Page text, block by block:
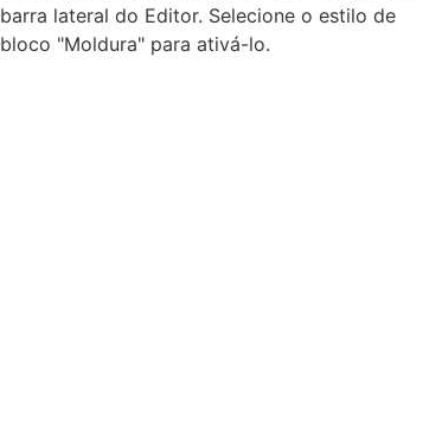
barra lateral do Editor. Selecione o estilo de
bloco "Moldura" para ativá-lo.